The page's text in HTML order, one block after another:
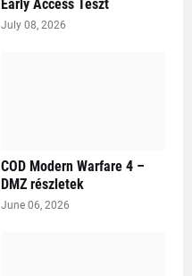
Early Access Teszt
July 08, 2026
COD Modern Warfare 4 –
DMZ részletek
June 06, 2026